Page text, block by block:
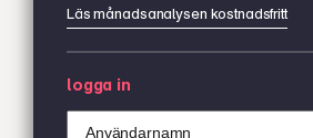
Läs månadsanalysen kostnadsfritt
logga in